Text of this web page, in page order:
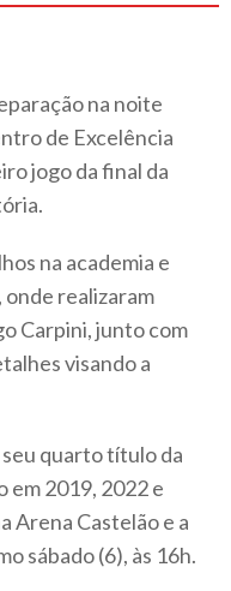
na noite
de Excelência
jogo da final da
na academia e
onde realizaram
Carpini, junto com
visando a
seu quarto título da
em 2019, 2022 e
Arena Castelão e a
sábado (6), às 16h.